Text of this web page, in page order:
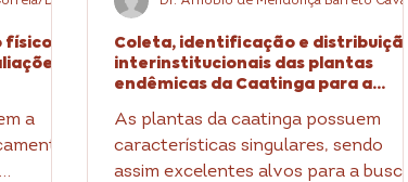
a
Coleta, identificação e distribuição
interinstitucionais das plantas
endêmicas da Caatinga para a
As plantas da caatinga possuem
características singulares, sendo
assim excelentes alvos para a busca